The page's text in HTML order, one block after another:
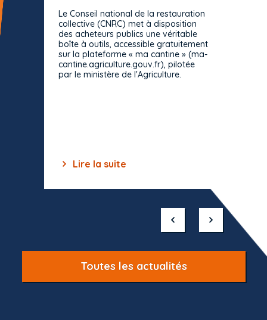
Le Conseil national de la restauration
collective (CNRC) met à disposition
des acheteurs publics une véritable
boîte à outils, accessible gratuitement
sur la plateforme « ma cantine » (ma-
cantine.agriculture.gouv.fr), pilotée
par le ministère de l'Agriculture.
Lire la suite
Toutes les actualités